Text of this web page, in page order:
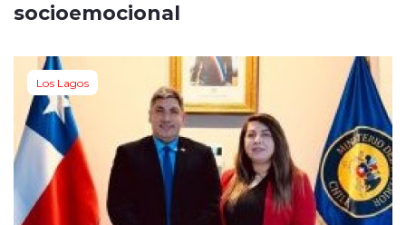
socioemocional
Los Lagos